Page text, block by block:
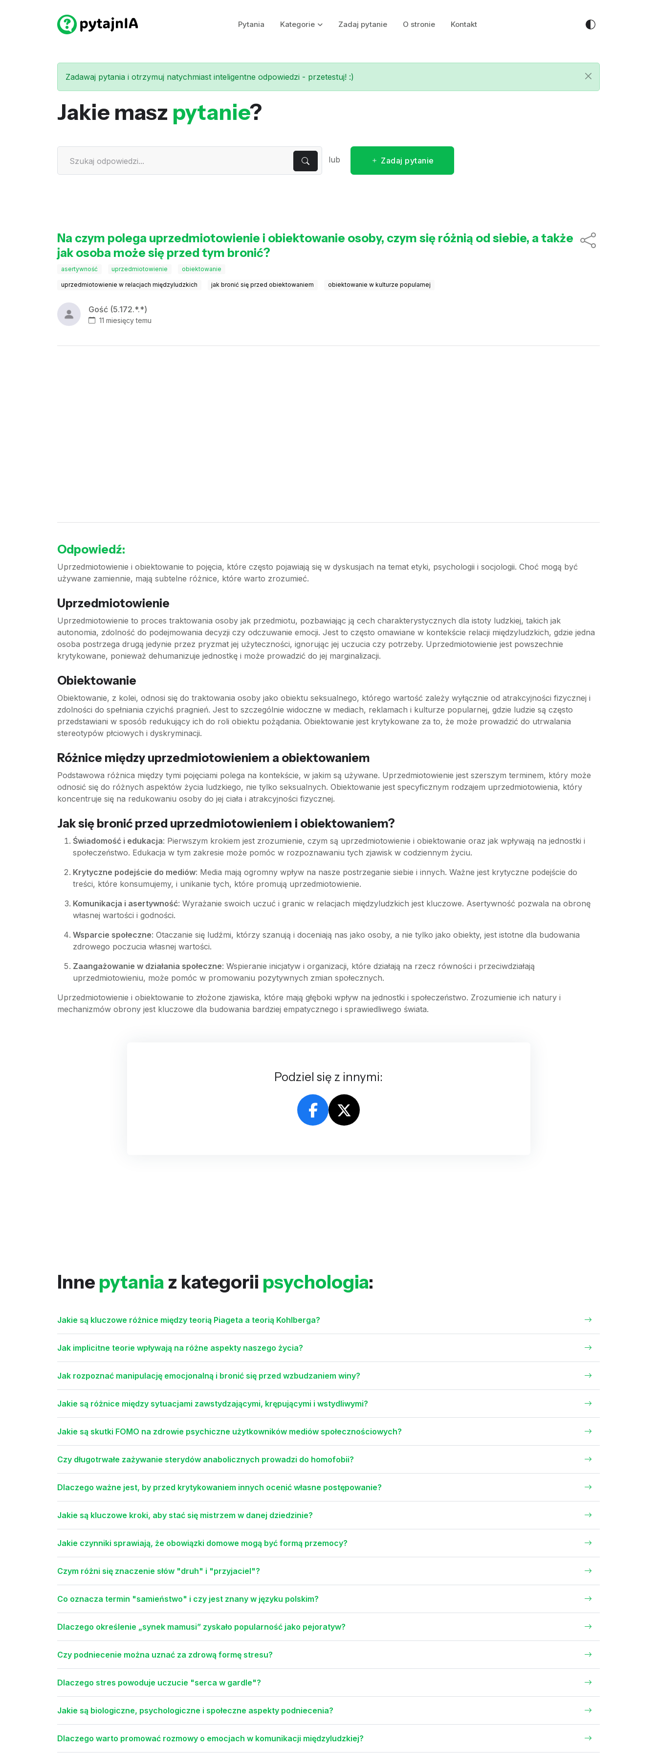
Pytania Kategorie Zadaj pytanie O stronie Kontakt
Zadawaj pytania i otrzymuj natychmiast inteligentne odpowiedzi - przetestuj! :)
Jakie masz pytanie?
lub Zadaj pytanie
Na czym polega uprzedmiotowienie i obiektowanie osoby, czym się różnią od siebie, a także
jak osoba może się przed tym bronić?
asertywność uprzedmiotowienie obiektowanie
uprzedmiotowienie w relacjach międzyludzkich jak bronić się przed obiektowaniem obiektowanie w kulturze popularnej
Gość (5.172.*.*)
11 miesięcy temu
Odpowiedź:
Uprzedmiotowienie i obiektowanie to pojęcia, które często pojawiają się w dyskusjach na temat etyki, psychologii i socjologii. Choć mogą być
używane zamiennie, mają subtelne różnice, które warto zrozumieć.
Uprzedmiotowienie
Uprzedmiotowienie to proces traktowania osoby jak przedmiotu, pozbawiając ją cech charakterystycznych dla istoty ludzkiej, takich jak
autonomia, zdolność do podejmowania decyzji czy odczuwanie emocji. Jest to często omawiane w kontekście relacji międzyludzkich, gdzie jedna
osoba postrzega drugą jedynie przez pryzmat jej użyteczności, ignorując jej uczucia czy potrzeby. Uprzedmiotowienie jest powszechnie
krytykowane, ponieważ dehumanizuje jednostkę i może prowadzić do jej marginalizacji.
Obiektowanie
Obiektowanie, z kolei, odnosi się do traktowania osoby jako obiektu seksualnego, którego wartość zależy wyłącznie od atrakcyjności fizycznej i
zdolności do spełniania czyichś pragnień. Jest to szczególnie widoczne w mediach, reklamach i kulturze popularnej, gdzie ludzie są często
przedstawiani w sposób redukujący ich do roli obiektu pożądania. Obiektowanie jest krytykowane za to, że może prowadzić do utrwalania
stereotypów płciowych i dyskryminacji.
Różnice między uprzedmiotowieniem a obiektowaniem
Podstawowa różnica między tymi pojęciami polega na kontekście, w jakim są używane. Uprzedmiotowienie jest szerszym terminem, który może
odnosić się do różnych aspektów życia ludzkiego, nie tylko seksualnych. Obiektowanie jest specyficznym rodzajem uprzedmiotowienia, który
koncentruje się na redukowaniu osoby do jej ciała i atrakcyjności fizycznej.
Jak się bronić przed uprzedmiotowieniem i obiektowaniem?
Świadomość i edukacja: Pierwszym krokiem jest zrozumienie, czym są uprzedmiotowienie i obiektowanie oraz jak wpływają na jednostki i
społeczeństwo. Edukacja w tym zakresie może pomóc w rozpoznawaniu tych zjawisk w codziennym życiu.
Krytyczne podejście do mediów: Media mają ogromny wpływ na nasze postrzeganie siebie i innych. Ważne jest krytyczne podejście do
treści, które konsumujemy, i unikanie tych, które promują uprzedmiotowienie.
Komunikacja i asertywność: Wyrażanie swoich uczuć i granic w relacjach międzyludzkich jest kluczowe. Asertywność pozwala na obronę
własnej wartości i godności.
Wsparcie społeczne: Otaczanie się ludźmi, którzy szanują i doceniają nas jako osoby, a nie tylko jako obiekty, jest istotne dla budowania
zdrowego poczucia własnej wartości.
Zaangażowanie w działania społeczne: Wspieranie inicjatyw i organizacji, które działają na rzecz równości i przeciwdziałają
uprzedmiotowieniu, może pomóc w promowaniu pozytywnych zmian społecznych.
Uprzedmiotowienie i obiektowanie to złożone zjawiska, które mają głęboki wpływ na jednostki i społeczeństwo. Zrozumienie ich natury i
mechanizmów obrony jest kluczowe dla budowania bardziej empatycznego i sprawiedliwego świata.
Podziel się z innymi:
Inne pytania z kategorii psychologia:
Jakie są kluczowe różnice między teorią Piageta a teorią Kohlberga?
Jak implicitne teorie wpływają na różne aspekty naszego życia?
Jak rozpoznać manipulację emocjonalną i bronić się przed wzbudzaniem winy?
Jakie są różnice między sytuacjami zawstydzającymi, krępującymi i wstydliwymi?
Jakie są skutki FOMO na zdrowie psychiczne użytkowników mediów społecznościowych?
Czy długotrwałe zażywanie sterydów anabolicznych prowadzi do homofobii?
Dlaczego ważne jest, by przed krytykowaniem innych ocenić własne postępowanie?
Jakie są kluczowe kroki, aby stać się mistrzem w danej dziedzinie?
Jakie czynniki sprawiają, że obowiązki domowe mogą być formą przemocy?
Czym różni się znaczenie słów "druh" i "przyjaciel"?
Co oznacza termin "samieństwo" i czy jest znany w języku polskim?
Dlaczego określenie „synek mamusi” zyskało popularność jako pejoratyw?
Czy podniecenie można uznać za zdrową formę stresu?
Dlaczego stres powoduje uczucie "serca w gardle"?
Jakie są biologiczne, psychologiczne i społeczne aspekty podniecenia?
Dlaczego warto promować rozmowy o emocjach w komunikacji międzyludzkiej?